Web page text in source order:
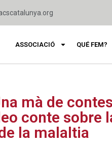
ASSOCIACIÓ QUÉ FEM?
mà de
conte sobre
la malaltia